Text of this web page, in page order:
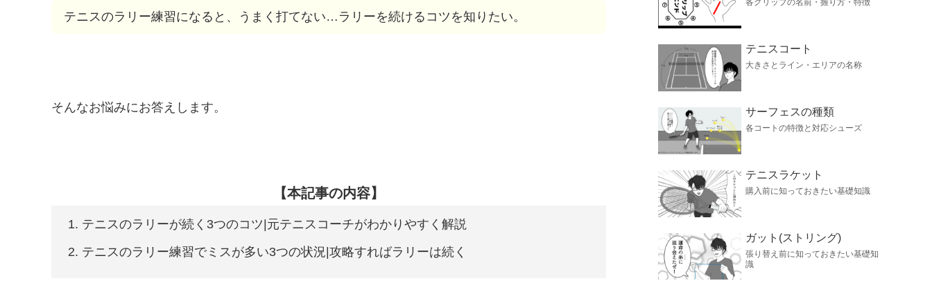
テニスのラリー練習になると、うまく打てない…ラリーを続けるコツを知りたい。
そんなお悩みにお答えします。
【本記事の内容】
テニスのラリーが続く3つのコツ|元テニスコーチがわかりやすく解説
テニスのラリー練習でミスが多い3つの状況|攻略すればラリーは続く
各グリップの名前・握り方・特徴
テニスコート
大きさとライン・エリアの名称
サーフェスの種類
各コートの特徴と対応シューズ
テニスラケット
購入前に知っておきたい基礎知識
ガット(ストリング)
張り替え前に知っておきたい基礎知
識